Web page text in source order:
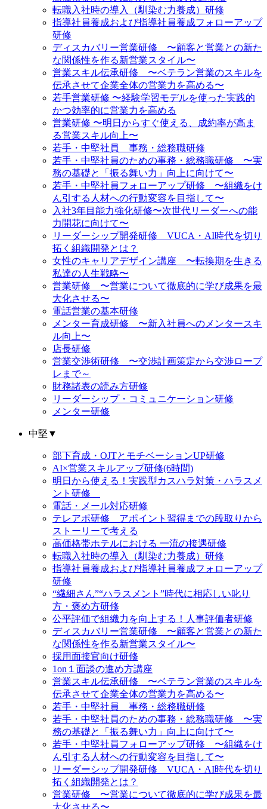
転職入社時の導入（馴染む力養成）研修
指導社員養成および指導社員養成フォローアップ
研修
ディスカバリー営業研修 〜顧客と営業との新た
な関係性を作る新営業スタイル〜
営業スキル伝承研修 〜ベテラン営業のスキルを
伝承させて企業全体の営業力を高める〜
若手営業研修 〜経験学習モデルを使った実践的
かつ効率的に営業力を高める
営業研修 〜明日からすぐ使える、成約率が高ま
る営業スキル向上〜
若手・中堅社員 事務・総務職研修
若手・中堅社員のための事務・総務職研修 〜実
務の基礎と「振る舞い力」向上に向けて〜
若手・中堅社員フォローアップ研修 〜組織をけ
ん引する人材への行動変容を目指して〜
入社3年目能力強化研修〜次世代リーダーへの能
力開花に向けて〜
リーダーシップ開発研修 VUCA・AI時代を切り
拓く組織開発とは？
女性のキャリアデザイン講座 〜転換期を生きる
私達の人生戦略〜
営業研修 〜営業について徹底的に学び成果を最
大化させる〜
電話営業の基本研修
メンター育成研修 〜新入社員へのメンタースキ
ル向上〜
店長研修
営業交渉術研修 〜交渉計画策定から交渉ロープ
レまで～
財務諸表の読み方研修
リーダーシップ・コミュニケーション研修
メンター研修
中堅 ▼
部下育成・OJTとモチベーションUP研修
AI×営業スキルアップ研修(6時間)
明日から使える！実践型カスハラ対策・ハラスメ
ント研修
電話・メール対応研修
テレアポ研修 アポイント習得までの段取りから
ストーリーで考える
高価格帯ホテルにおける 一流の接遇研修
転職入社時の導入（馴染む力養成）研修
指導社員養成および指導社員養成フォローアップ
研修
“繊細さん”“ハラスメント”時代に相応しい叱り
方・褒め方研修
公平評価で組織力を向上する！人事評価者研修
ディスカバリー営業研修 〜顧客と営業との新た
な関係性を作る新営業スタイル〜
採用面接官向け研修
1on１面談の進め方講座
営業スキル伝承研修 〜ベテラン営業のスキルを
伝承させて企業全体の営業力を高める〜
若手・中堅社員 事務・総務職研修
若手・中堅社員のための事務・総務職研修 〜実
務の基礎と「振る舞い力」向上に向けて〜
若手・中堅社員フォローアップ研修 〜組織をけ
ん引する人材への行動変容を目指して〜
リーダーシップ開発研修 VUCA・AI時代を切り
拓く組織開発とは？
営業研修 〜営業について徹底的に学び成果を最
大化させる〜